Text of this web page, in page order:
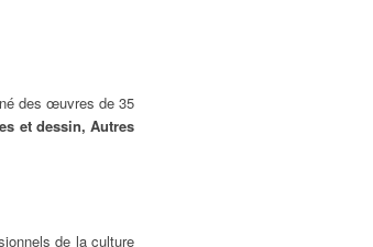
des œuvres de 35
et dessin, Autres
de la culture